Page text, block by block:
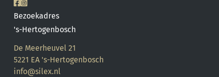
bedrijfsvakantie gesloten van maandag
27 juli 2026 tot en met maandag 10
augustus 2026.
Bezoekadres
's-Hertogenbosch
De Meerheuvel 21
5221 EA 's-Hertogenbosch
info@silex.nl